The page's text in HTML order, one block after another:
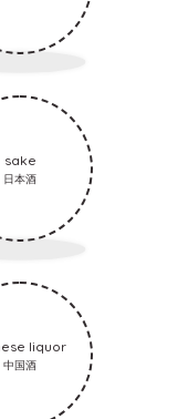
sake
日本酒
liquor
中国酒